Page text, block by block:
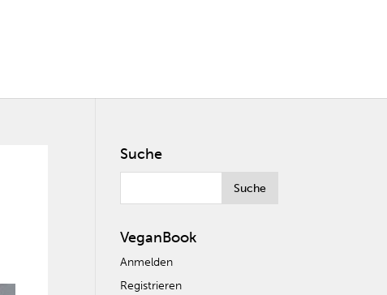
Suche
VeganBook
Anmelden
Registrieren